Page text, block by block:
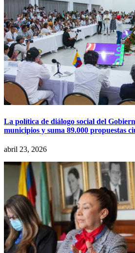
La política de diálogo social del
municipios y suma 89.000 propuestas
abril 23, 2026